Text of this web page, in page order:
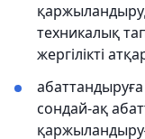
техникалық
жергілікті
сондай-ақ